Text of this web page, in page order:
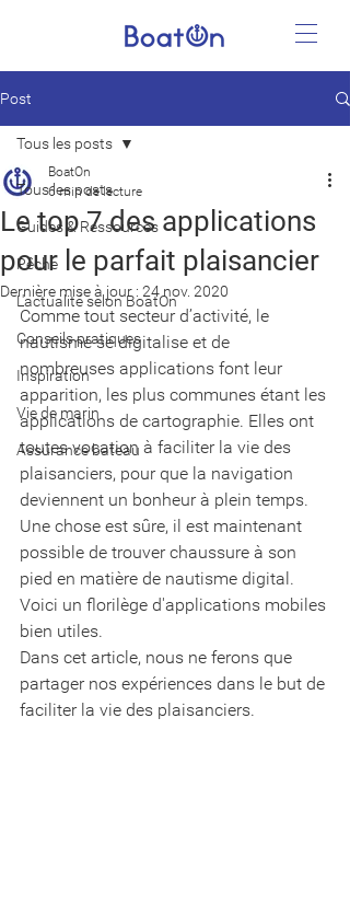
Post
Tous les posts
Guides & Ressources
Pêche
L'actualité selon BoatOn
Conseils pratiques
Inspiration
Vie de marin
Assurance bateau
Tous les posts
Le top 7 des applications
pour le parfait plaisancier
BoatOn
6 min de lecture
Dernière mise à jour : 24 nov. 2020
Comme tout secteur d’activité, le
nautisme se digitalise et de
nombreuses applications font leur
apparition, les plus communes étant les
applications de cartographie. Elles ont
toutes vocation à faciliter la vie des
plaisanciers, pour que la navigation
deviennent un bonheur à plein temps.
Une chose est sûre, il est maintenant
possible de trouver chaussure à son
pied en matière de nautisme digital.
Voici un florilège d'applications mobiles
bien utiles.
Dans cet article, nous ne ferons que
partager nos expériences dans le but de
faciliter la vie des plaisanciers.